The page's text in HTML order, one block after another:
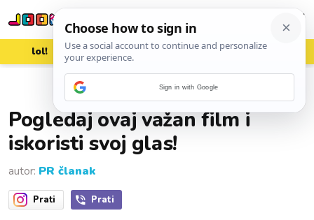
lol! aww vrh! woot?!
Pogledaj ovaj važan film i
iskoristi svoj glas!
autor: PR članak
Prati Prati
Sign in with Google